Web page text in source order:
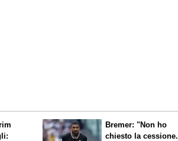
Bremer: "Non ho
chiesto la cessione.